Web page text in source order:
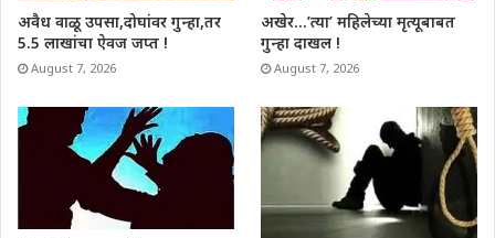
अवैध वाळू उपसा,दोघांवर गुन्हा,तर
5.5 लाखांचा ऐवज जप्त !
August 7, 2026
अखेर…’त्या’ महिलेच्या मृत्यूबाबत
गुन्हा दाखल !
August 7, 2026